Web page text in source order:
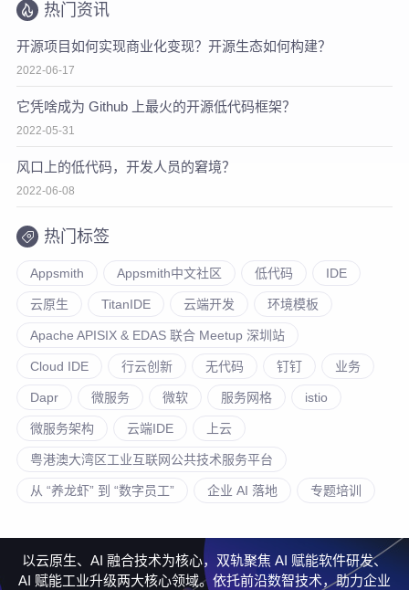
热门资讯
开源项目如何实现商业化变现？开源生态如何构建？
2022-06-17
它凭啥成为 Github 上最火的开源低代码框架？
2022-05-31
风口上的低代码，开发人员的窘境？
2022-06-08
热门标签
Appsmith Appsmith中文社区 低代码 IDE
云原生 TitanIDE 云端开发 环境模板
Apache APISIX & EDAS 联合 Meetup 深圳站
Cloud IDE 行云创新 无代码 钉钉 业务
Dapr 微服务 微软 服务网格 istio
微服务架构 云端IDE 上云
粤港澳大湾区工业互联网公共技术服务平台
从 “养龙虾” 到 “数字员工” 企业 AI 落地 专题培训
以云原生、AI 融合技术为核心，双轨聚焦 AI 赋能软件研发、
AI 赋能工业升级两大核心领域。依托前沿数智技术，助力企业